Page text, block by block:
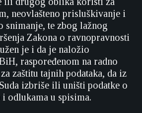
neovlašteno prisluškivanje i
te zbog lažnog
Zakona o ravnopravnosti
je i da je naložio
raspoređenom na radno
zaštitu tajnih podataka, da iz
izbriše ili uništi podatke o
odlukama u spisima.